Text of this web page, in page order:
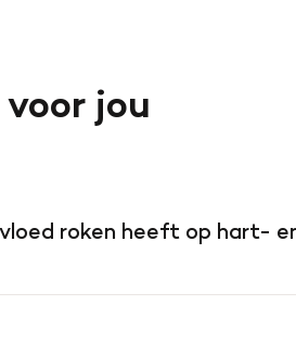
jou
roken heeft op hart-